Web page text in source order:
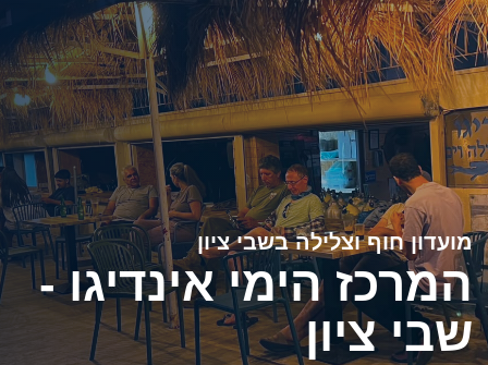
מועדון חוף וצלילה בשבי ציון
המרכז הימי אינדיגו -
שבי ציון